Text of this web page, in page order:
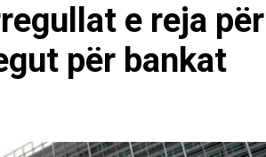
BOTA NE FOKUS
EKONOMIKS
e reja për
për bankat